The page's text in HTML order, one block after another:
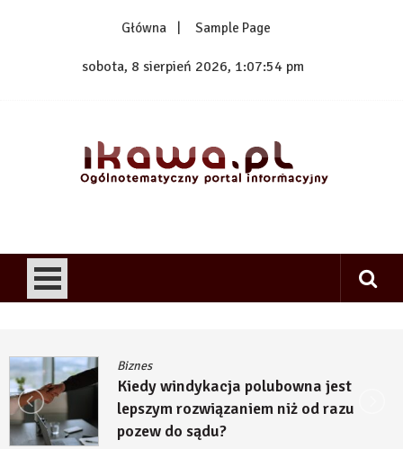
Główna Sample Page
sobota, 8 sierpień 2026, 1:07:55 pm
Biznes
Kiedy windykacja polubowna jest
lepszym rozwiązaniem niż od razu
pozew do sądu?